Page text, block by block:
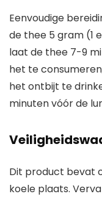
Eenvoudige
de thee 5 gram (1
laat de thee 7-9
het te
het ontbijt te
minuten vóór de
Dit product bevat
koele plaats.